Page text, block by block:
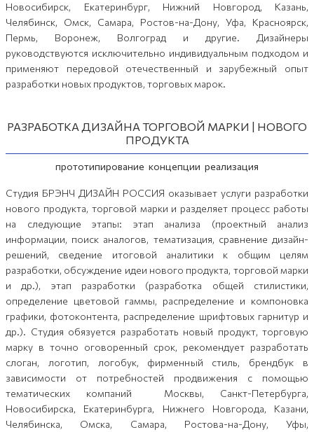
Новосибирск, Екатеринбург, Нижний Новгород, Казань,
Челябинск, Омск, Самара, Ростов-на-Дону, Уфа, Красноярск,
Пермь, Воронеж, Волгоград и другие. Дизайнеры
руководствуются исключительно индивидуальным подходом и
применяют передовой отечественный и зарубежный опыт
разработки новых продуктов, торговых марок.
РАЗРАБОТКА ДИЗАЙНА ТОРГОВОЙ МАРКИ | НОВОГО
ПРОДУКТА
прототипирование концепции реализация
Студия БРЭНЧ ДИЗАЙН РОССИЯ оказывает услуги разработки
нового продукта, торговой марки и разделяет процесс работы
на следующие этапы: этап анализа (проектный анализ
информации, поиск аналогов, тематизация, сравнение дизайн-
решений, сведение итоговой аналитики к общим целям
разработки, обсуждение идеи нового продукта, торговой марки
и др.), этап разработки (разработка общей стилистики,
определение цветовой гаммы, распределение и компоновка
графики, фотоконтента, распределение шрифтовых гарнитур и
др.). Студия обязуется разработать новый продукт, торговую
марку в точно оговоренный срок, рекомендует разработать
слоган, логотип, логобук, фирменный стиль, брендбук в
зависимости от потребностей продвижения с помощью
тематических компаний Москвы, Санкт-Петербурга,
Новосибирска, Екатеринбурга, Нижнего Новгорода, Казани,
Челябинска, Омска, Самара, Ростова-на-Дону, Уфы,